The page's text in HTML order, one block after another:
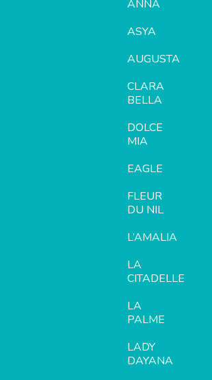
ANNA
ASYA
AUGUSTA
CLARA
BELLA
DOLCE
MIA
EAGLE
FLEUR
DU NIL
L’AMALIA
LA
CITADELLE
LA
PALME
LADY
DAYANA